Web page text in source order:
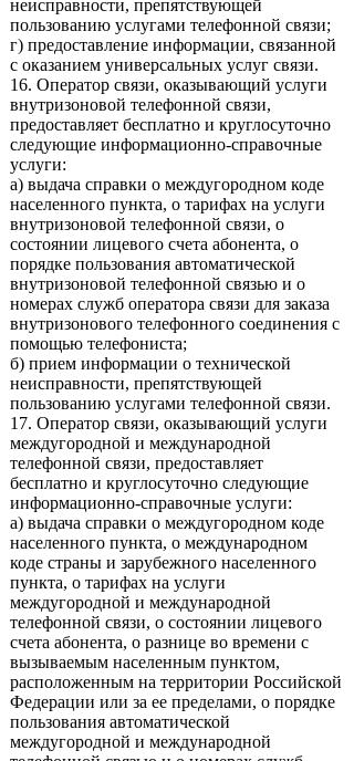
неисправности, препятствующей
пользованию услугами телефонной связи;
г) предоставление информации, связанной
с оказанием универсальных услуг связи.
16. Оператор связи, оказывающий услуги
внутризоновой телефонной связи,
предоставляет бесплатно и круглосуточно
следующие информационно-справочные
услуги:
а) выдача справки о междугородном коде
населенного пункта, о тарифах на услуги
внутризоновой телефонной связи, о
состоянии лицевого счета абонента, о
порядке пользования автоматической
внутризоновой телефонной связью и о
номерах служб оператора связи для заказа
внутризонового телефонного соединения с
помощью телефониста;
б) прием информации о технической
неисправности, препятствующей
пользованию услугами телефонной связи.
17. Оператор связи, оказывающий услуги
междугородной и международной
телефонной связи, предоставляет
бесплатно и круглосуточно следующие
информационно-справочные услуги:
а) выдача справки о междугородном коде
населенного пункта, о международном
коде страны и зарубежного населенного
пункта, о тарифах на услуги
междугородной и международной
телефонной связи, о состоянии лицевого
счета абонента, о разнице во времени с
вызываемым населенным пунктом,
расположенным на территории Российской
Федерации или за ее пределами, о порядке
пользования автоматической
междугородной и международной